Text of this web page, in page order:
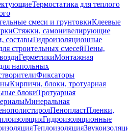
Термостатика для теплого
смеси и грунтовкиКлеевые
Стяжки, самонивелирующие
составыГидроизоляционные
строительных смесейПены,
ГерметикиМонтажная
напольных
Фиксаторы
Кирпичи, блоки, тротуарная
блокиТротуарная
Минеральная
ПенопластПленки,
Гидроизоляционные
Теплоизоляция